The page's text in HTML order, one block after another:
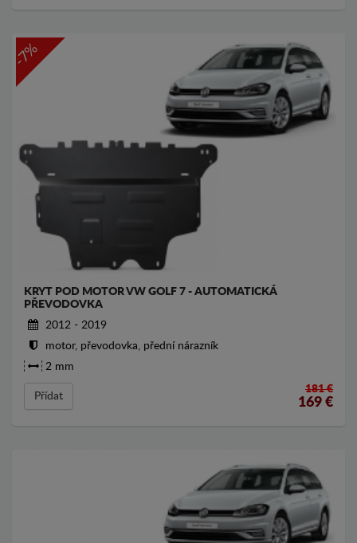
-7%
KRYT POD MOTOR VW GOLF 7 - AUTOMATICKÁ
PŘEVODOVKA
2012 - 2019
motor, převodovka, přední nárazník
2 mm
Přídat
181 €
169 €